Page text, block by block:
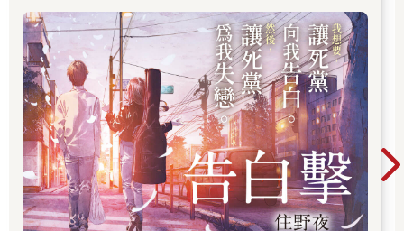
家常菜』，以前根本不可能端出這種菜色給客人吃，而且還向客
人收錢，但是秀哥，我想你應該會想要吃這些。」 流把托盤上的
小碗、盤子一個一個放在桌上。
「你猜對了，看來你的直覺也仍然很靈光。」
窪山的視線看著桌上的盤子，流向他說明：「高湯滷黑海帶油豆
腐，豆腐渣可樂餅，白芝麻豆腐拌山茼蒿，鞍馬煮沙丁魚，炸豆
腐丸。這是用京番茶燉的五花肉，梅肉拌生豆皮，還有小石醃漬
的米糠醬菜。沒有一道是大菜，唯二上得了檯面的，就是煮得比
較硬的江州米，和海老芋味噌湯。你請慢用，味噌湯裡多撒些山
椒粉，可以暖和身體。」
窪山聽著流的介紹，不停地點頭，雙眼都發亮了。